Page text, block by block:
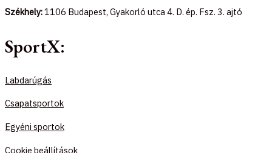
Székhely:1106 Budapest, Gyakorló utca 4. D. ép. Fsz. 3. ajtó
SportX:
Labdarúgás
Csapatsportok
Egyéni sportok
Cookie beállítások